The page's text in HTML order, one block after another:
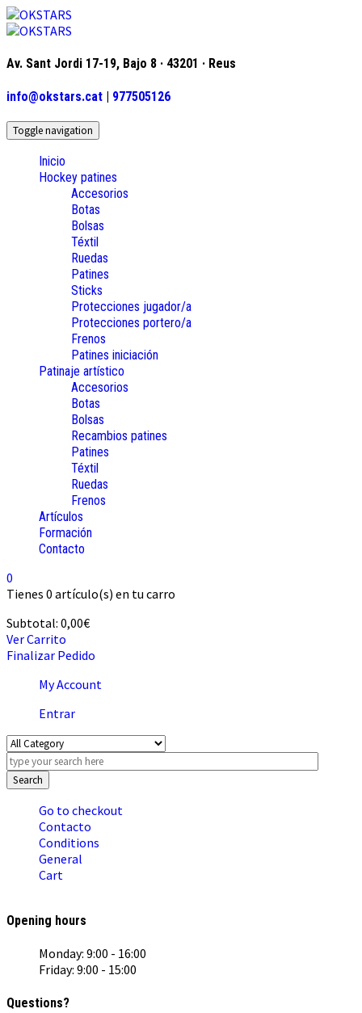
Av. Sant Jordi 17-19, Bajo 8 · 43201 · Reus
info@okstars.cat | 977505126
Toggle navigation
Inicio
Hockey patines
Accesorios
Botas
Bolsas
Téxtil
Ruedas
Patines
Sticks
Protecciones jugador/a
Protecciones portero/a
Frenos
Patines iniciación
Patinaje artístico
Accesorios
Botas
Bolsas
Recambios patines
Patines
Téxtil
Ruedas
Frenos
Artículos
Formación
Contacto
0
Tienes 0 artículo(s) en tu carro
Subtotal: 0,00€
Ver Carrito
Finalizar Pedido
My Account
Entrar
Search
Go to checkout
Contacto
Conditions
General
Cart
Opening hours
Monday: 9:00 - 16:00
Friday: 9:00 - 15:00
Questions?